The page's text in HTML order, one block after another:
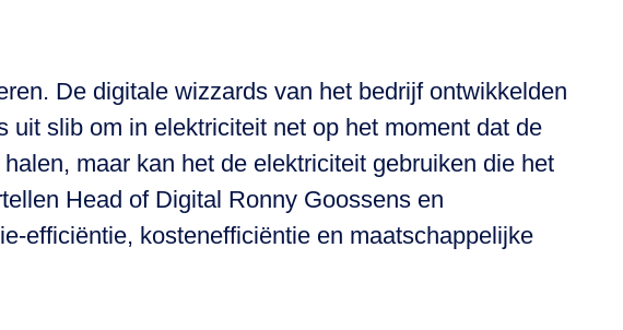
De digitale wizzards van het bedrijf ontwikkelden
slib om in elektriciteit net op het moment dat de
maar kan het de elektriciteit gebruiken die het
Head of Digital Ronny Goossens en
efficiëntie, kostenefficiëntie en maatschappelijke